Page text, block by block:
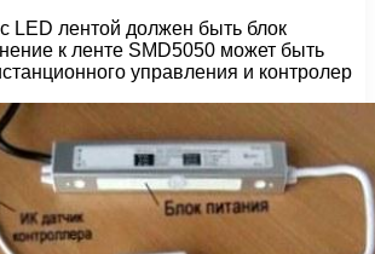
LED лентой должен быть блок
к ленте SMD5050 может быть
управления и контролер